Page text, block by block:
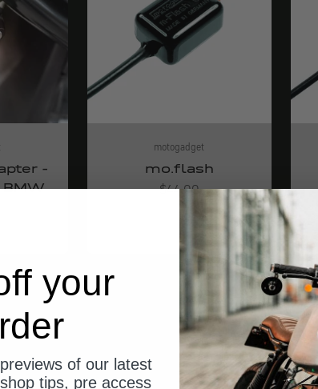
-
motogadget
mo.flash
Angebot
$44.00
your
of our latest
tips, pre access